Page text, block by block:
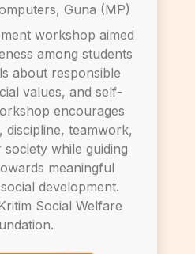
Guna (MP)
workshop aimed
among students
about responsible
values, and self-
encourages
discipline, teamwork,
while guiding
meaningful
development.
Social Welfare